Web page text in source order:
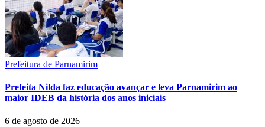
Prefeitura de Parnamirim
Prefeita Nilda faz educação avançar e leva Parnamirim ao
maior IDEB da história dos anos iniciais
6 de agosto de 2026